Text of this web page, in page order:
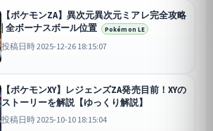
【ポケモンZA】異次元異次元ミアレ完全攻略
| 全ボーナスボール位置
Pokémon LE
投稿日時 2025-12-26 18:15:07
【ポケモンXY】レジェンズZA発売目前！XYの
ストーリーを解説【ゆっくり解説】
投稿日時 2025-10-10 18:15:04